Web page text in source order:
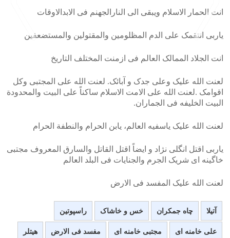
انت الحمار الاسلام ویبقی الی النارالجهنم فی الابدالاوقات
یاربی انتقمک علی الدم المظلومین والمقتولین والمستضعفین
انت الجلاد الممالک العالم فی ازمنت المختلف التاریخ
لعنت الله علیک وعلی جدک و آبائک. لعنت الله علی المجتبی وکل
اقوامک .لعنت الله علی الامت الاسلام ساکناً علی البیت والمحدودة
البیت الخلیفه فی الجماران.
لعنت الله علیک یاسفیه العالم، یابن الحرام والنطفة الحرام
یاربی اقتل انگلی نژاد و ایضاً اقتل القاتل والسارق المعروف مجتبی
خاگینه ای شریک الجرم والجنایات فی البلد العالم
لعنت الله علیک المفسد فی الارض
آتیلا چاه جمکران خس و خاشاک راسپوتین
علی خامنه ای مجتبی خامنه ای مفسد فی الارض هیتلر
<